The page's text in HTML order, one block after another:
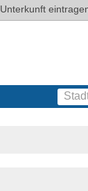
Unterkunft